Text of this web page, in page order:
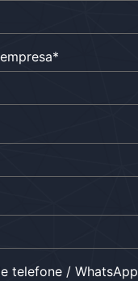
*
telefone / WhatsApp